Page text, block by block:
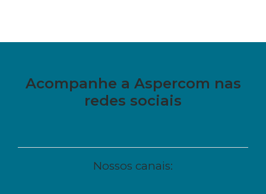
Acompanhe a Aspercom nas
redes sociais
Nossos canais: